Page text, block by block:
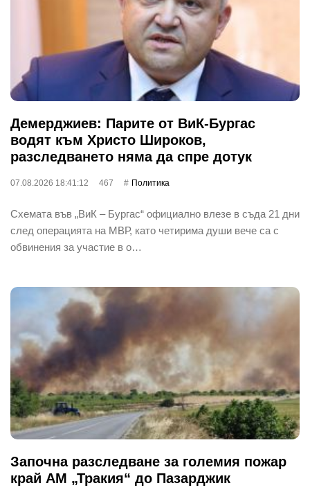
Демерджиев: Парите от ВиК-Бургас
водят към Христо Широков,
разследването няма да спре дотук
07.08.2026 18:41:12 467 Политика
Схемата във „ВиК – Бургас“ официално влезе в съда 21 дни
след операцията на МВР, като четирима души вече са с
обвинения за участие в о…
Започна разследване за големия пожар
край АМ „Тракия“ до Пазарджик